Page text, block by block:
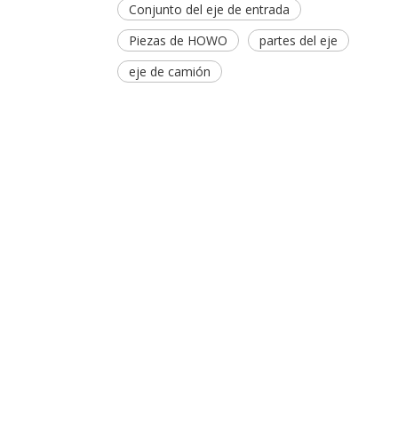
Conjunto del eje de entrada
Piezas de HOWO
partes del eje
eje de camión